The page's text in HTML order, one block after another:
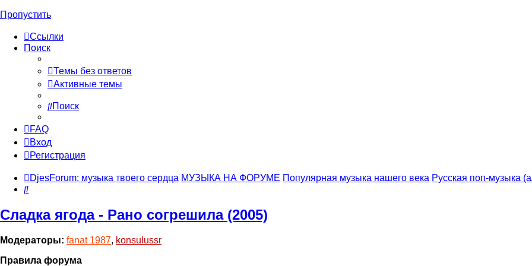
Пропустить
Ссылки
Поиск
Темы без ответов
Активные темы
Поиск
FAQ
Вход
Регистрация
DjesForum: музыка твоего сердца МУЗЫКА НА ФОРУМЕ Популярная музыка нашего века Русская поп-музыка
Поиск
Сладка ягода - Рано согрешила (2005)
Модераторы: fanat 1987, konsulussr
Правила форума